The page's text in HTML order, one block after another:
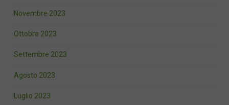
Novembre 2023
Ottobre 2023
Settembre 2023
Agosto 2023
Luglio 2023